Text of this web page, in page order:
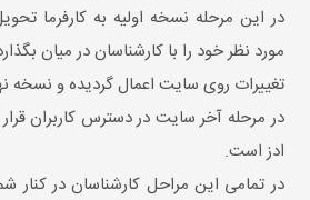
در این مرحله نسخه اولیه به کارفرما
مورد نظر خود را با کارشناسان در میان
تغییرات روی سایت اعمال گردیده و نسخه
در مرحله آخر سایت در دسترس کاربران
ادز است.
در تمامی این مراحل کارشناسان در کنار